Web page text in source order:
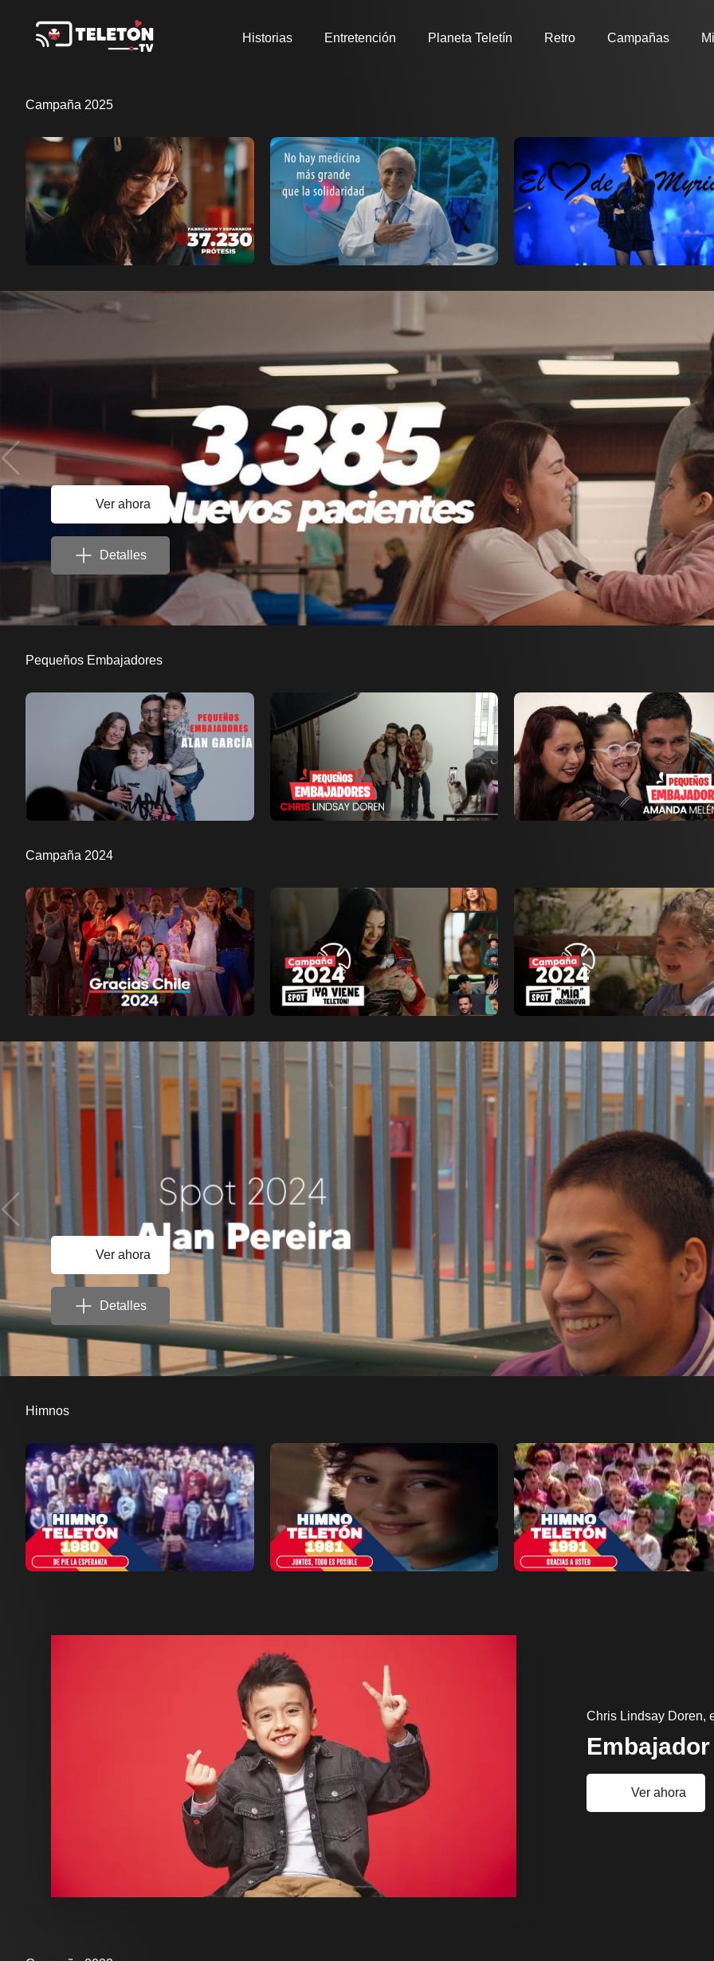
Historias Entretención Planeta Teletín Retro Campañas
Campaña 2025
Añadir a favoritos
Página de detalles
Añadir a favoritos
Página de detalles
Ver ahoraAñadir a favoritos
Ver ahora
Detalles
Pequeños Embajadores
Ver ahoraAñadir a favoritos
Página de detalles
Ver ahoraAñadir a favoritos
Página de detalles
Ver ahoraAñadir a favoritos
Campaña 2024
Ver ahoraAñadir a favoritos
Página de detalles
Ver ahoraAñadir a favoritos
Página de detalles
Ver ahoraAñadir a favoritos
Ver ahora
Detalles
Himnos
Ver ahoraAñadir a favoritos
Página de detalles
Ver ahoraAñadir a favoritos
Página de detalles
Ver ahoraAñadir a favoritos
Chris Lindsay Doren,
Ver ahora